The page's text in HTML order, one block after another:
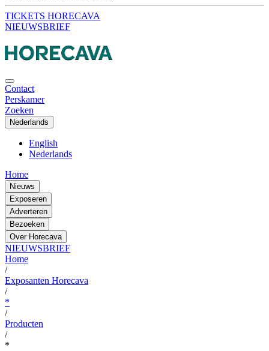
TICKETS HORECAVA
NIEUWSBRIEF
Contact
Perskamer
Zoeken
Nederlands
English
Nederlands
Home
Nieuws
Exposeren
Adverteren
Bezoeken
Over Horecava
NIEUWSBRIEF
Home
/
Exposanten Horecava
/
*
/
Producten
/
*